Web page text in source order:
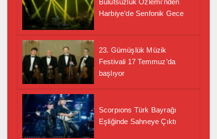
Bulutsuzluk Özlemi’nden
Harbiye’de Senfonik Gece
23. Gümüşlük Müzik
Festivali 17 Temmuz’da
başlıyor
Scorpıons Türk Bayrağı
Eşliğinde Sahneye Çıktı